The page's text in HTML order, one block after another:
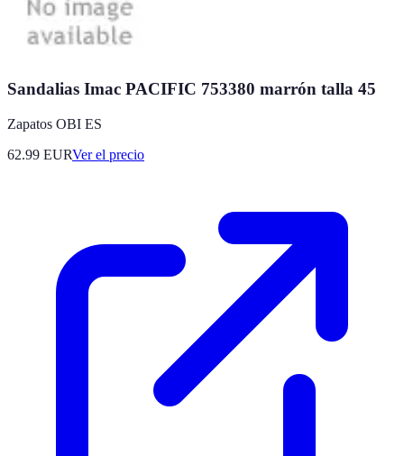
Sandalias Imac PACIFIC 753380 marrón talla 45
Zapatos OBI ES
62.99 EURVer el precio